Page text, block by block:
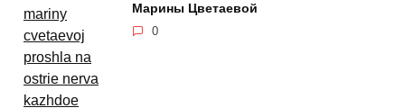
Марины Цветаевой
0